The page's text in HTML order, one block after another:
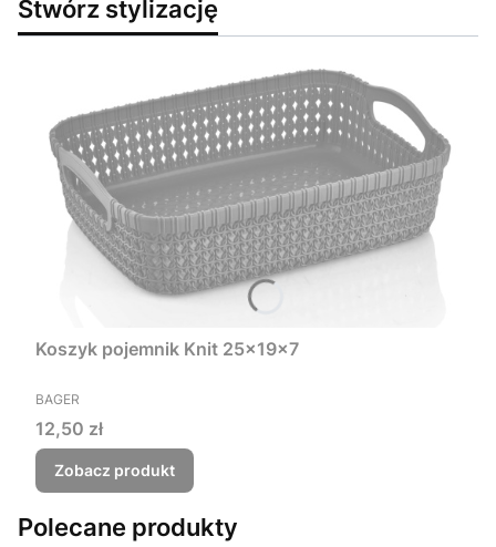
Stwórz stylizację
Koszyk pojemnik Knit 25x19x7
PRODUCENT
BAGER
Cena
12,50 zł
Zobacz produkt
Polecane produkty